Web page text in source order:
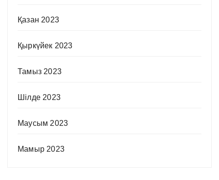
Қазан 2023
Қыркүйек 2023
Тамыз 2023
Шілде 2023
Маусым 2023
Мамыр 2023